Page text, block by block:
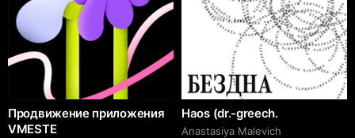
Продвижение приложения
VMESTE
Haos (dr.-greech.
Anastasiya Malevich